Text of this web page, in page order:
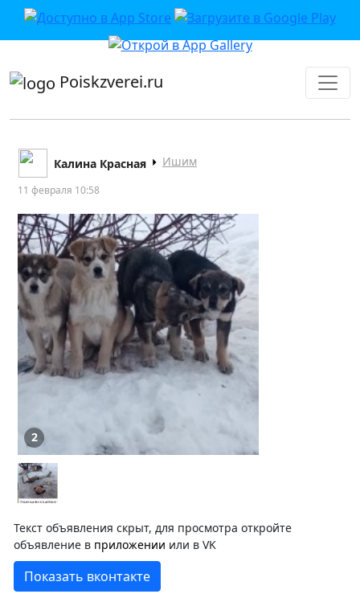
приложении или в VK">
Poiskzverei.ru
Калина Красная Ишим
11 февраля 10:58
2
Текст объявления скрыт, для просмотра откройте
объявление в приложении или в VK
Показать вконтакте